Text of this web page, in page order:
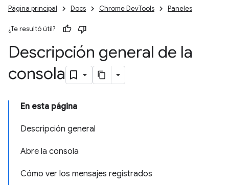
Página principal Docs Chrome DevTools Paneles
¿Te resultó útil?
Descripción general de la
consola
En esta página
Descripción general
Abre la consola
Cómo ver los mensajes registrados